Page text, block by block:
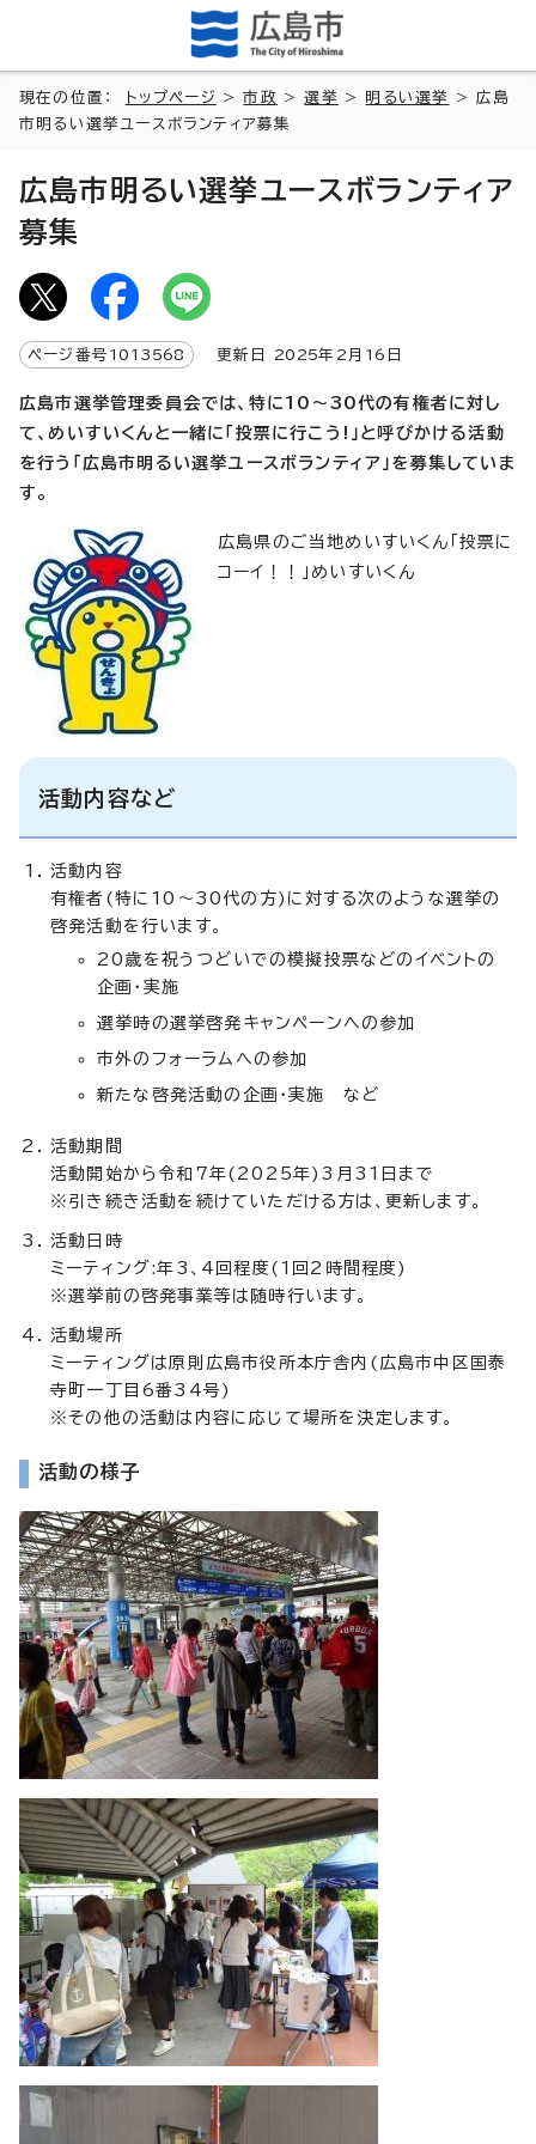
現在の位置： トップページ >市政 >選挙 > 明るい選挙
> 広島
市明るい選挙ユースボランティア募集
広島市明るい選挙ユースボランティア
募集
ページ番号 1013568 更新日 2025年2月 16 日
広島市選挙管理委員会では、特に10～30代の有権者に対し
て、めいすいくんと一緒に「投票に行こう!」と呼びかける活動
を行う「広島市明るい選挙ユースボランティア」を募集していま
す。
広島県のご当地めいすいくん「投票に
コーイ！！」めいすいくん
活動内容など
活動内容
有権者(特に10～30代の方)に対する次のような選挙の
啓発活動を行います。
20歳を祝うつどいでの模擬投票などのイベントの
企画・実施
選挙時の選挙啓発キャンペーンへの参加
市外のフォーラムへの参加
新たな啓発活動の企画・実施 など
活動期間
活動開始から令和7年(2025年)3月31日まで
※引き続き活動を続けていただける方は、更新します。
活動日時
ミーティング:年3、4回程度(1回2時間程度)
※選挙前の啓発事業等は随時行います。
活動場所
ミーティングは原則広島市役所本庁舎内(広島市中区国泰
寺町一丁目6番34号)
※その他の活動は内容に応じて場所を決定します。
活動の様子